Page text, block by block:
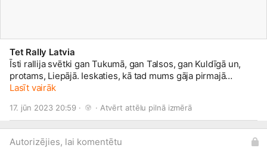
Tet Rally Latvia
Īsti rallija svētki gan Tukumā, gan Talsos, gan Kuldīgā un,
protams, Liepājā. Ieskaties, kā tad mums gāja pirmajā
#TetRallyLiepaja
#Tukums#Talsi#Kuldīga#Liepāja
Lasīt vairāk
17. jūn 2023 20:59 · · Atvērt attēlu pilnā izmērā
Autorizējies, lai komentētu